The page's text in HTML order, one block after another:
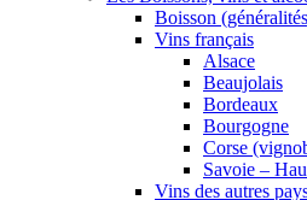
Boisson
Vins français
Alsace
Beaujolais
Bordeaux
Bourgogne
Corse
Savoie –
Vins des autres